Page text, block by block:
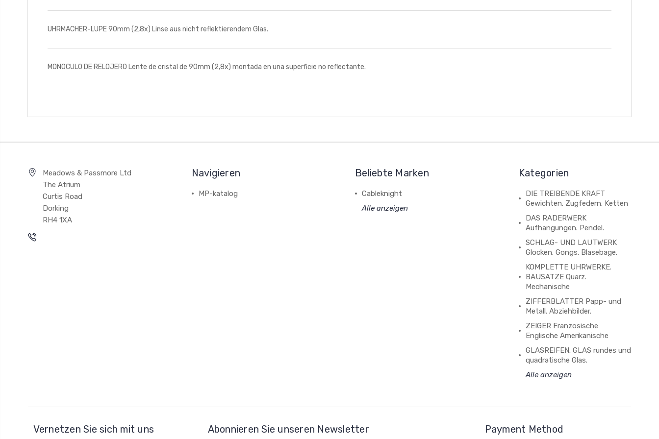
UHRMACHER-LUPE 90mm (2,8x) Linse aus nicht reflektierendem Glas.
MONOCULO DE RELOJERO Lente de cristal de 90mm (2,8x) montada en una superficie no reflectante.
Meadows & Passmore Ltd
The Atrium
Curtis Road
Dorking
RH4 1XA
Navigieren
MP-katalog
Beliebte Marken
Cableknight
Alle anzeigen
Kategorien
DIE TREIBENDE KRAFT
Gewichten. Zugfedern. Ketten
DAS RADERWERK
Aufhangungen. Pendel.
SCHLAG- UND LAUTWERK
Glocken. Gongs. Blasebage.
KOMPLETTE UHRWERKE.
BAUSATZE Quarz.
Mechanische
ZIFFERBLATTER Papp- und
Metall. Abziehbilder.
ZEIGER Franzosische
Englische Amerikanische
GLASREIFEN. GLAS rundes und
quadratische Glas.
Alle anzeigen
Vernetzen Sie sich mit uns Abonnieren Sie unseren Newsletter Payment Method